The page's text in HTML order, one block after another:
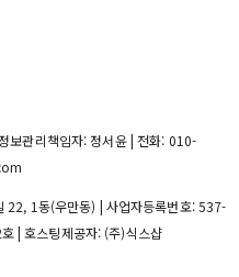
보관리책임자: 정서윤 | 전화: 010-
22, 1동(우만동) | 사업자등록번호:537-
| 호스팅제공자: (주)식스샵